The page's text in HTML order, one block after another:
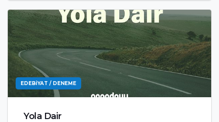
EDEBIYAT / DENEME
Yola Dair